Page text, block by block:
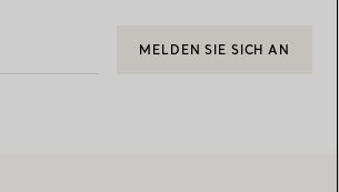
MELDEN SIE SICH AN